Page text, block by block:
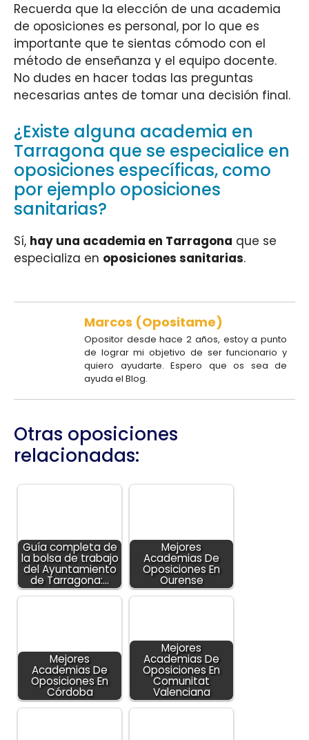
Recuerda que la elección de una academia
de oposiciones es personal, por lo que es
importante que te sientas cómodo con el
método de enseñanza y el equipo docente.
No dudes en hacer todas las preguntas
necesarias antes de tomar una decisión final.
¿Existe alguna academia en
Tarragona que se especialice en
oposiciones específicas, como
por ejemplo oposiciones
sanitarias?
Sí, hay una academia en Tarragona que se
especializa en oposiciones sanitarias.
Marcos (Opositame)
Opositor desde hace 2 años, estoy a punto
de lograr mi objetivo de ser funcionario y
quiero ayudarte. Espero que os sea de
ayuda el Blog.
Otras oposiciones
relacionadas:
Guía completa de
la bolsa de trabajo
del Ayuntamiento
de Tarragona:…
Mejores
Academias De
Oposiciones En
Ourense
Mejores
Academias De
Oposiciones En
Córdoba
Mejores
Academias De
Oposiciones En
Comunitat
Valenciana